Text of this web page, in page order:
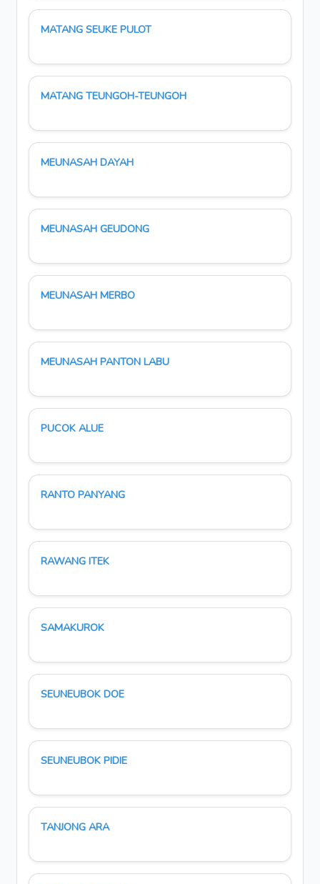
MATANG SEUKE PULOT
MATANG TEUNGOH-TEUNGOH
MEUNASAH DAYAH
MEUNASAH GEUDONG
MEUNASAH MERBO
MEUNASAH PANTON LABU
PUCOK ALUE
RANTO PANYANG
RAWANG ITEK
SAMAKUROK
SEUNEUBOK DOE
SEUNEUBOK PIDIE
TANJONG ARA